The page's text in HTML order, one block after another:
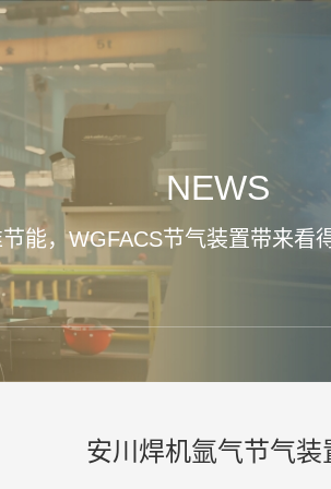
NEWS
能，WGFACS节气装置带来看
安川焊机氩气节气装